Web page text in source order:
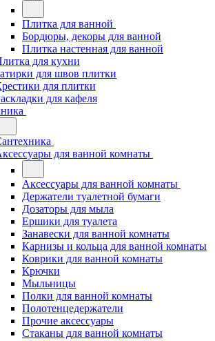
Плитка для ванной
Бордюры, декоры для ванной
Плитка настенная для ванной
для кухни
для швов плитки
для плитки
для кафеля
для ванной комнаты
Аксессуары для ванной комнаты
Держатели туалетной бумаги
Дозаторы для мыла
Ершики для туалета
Занавески для ванной комнаты
Карнизы и кольца для ванной комнаты
Коврики для ванной комнаты
Крючки
Мыльницы
Полки для ванной комнаты
Полотенцедержатели
Прочие аксессуары
Стаканы для ванной комнаты